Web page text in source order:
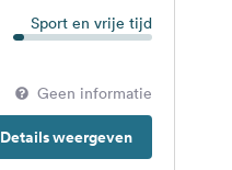
Sport en vrije tijd
Geen informatie
Details weergeven